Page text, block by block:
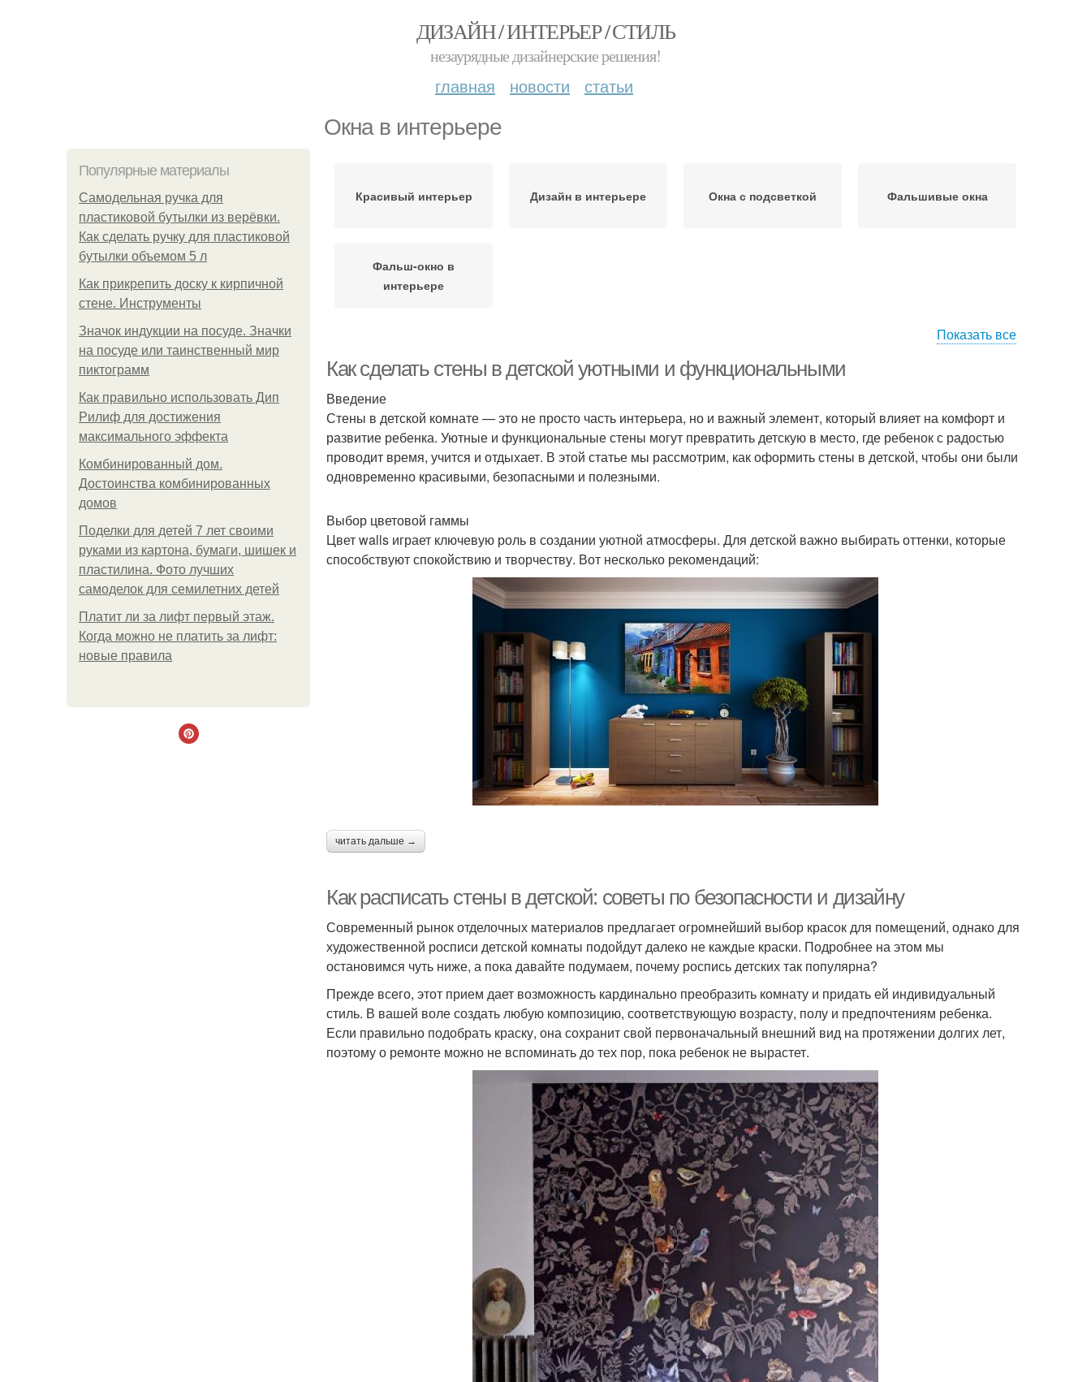
ДИЗАЙН / ИНТЕРЬЕР / СТИЛЬ
незаурядные дизайнерские решения!
главная новости статьи
Окна в интерьере
Популярные материалы
Самодельная ручка для
пластиковой бутылки из верёвки.
Как сделать ручку для пластиковой
бутылки объемом 5 л
Как прикрепить доску к кирпичной
стене. Инструменты
Значок индукции на посуде. Значки
на посуде или таинственный мир
пиктограмм
Как правильно использовать Дип
Рилиф для достижения
максимального эффекта
Комбинированный дом.
Достоинства комбинированных
домов
Поделки для детей 7 лет своими
руками из картона, бумаги, шишек и
пластилина. Фото лучших
самоделок для семилетних детей
Платит ли за лифт первый этаж.
Когда можно не платить за лифт:
новые правила
Красивый интерьер Дизайн в интерьере Окна с подсветкой Фальшивые окна
Фальш-окно в
интерьере
Показать все
Как сделать стены в детской уютными и функциональными
Введение
Стены в детской комнате — это не просто часть интерьера, но и важный элемент, который влияет на комфорт и
развитие ребенка. Уютные и функциональные стены могут превратить детскую в место, где ребенок с радостью
проводит время, учится и отдыхает. В этой статье мы рассмотрим, как оформить стены в детской, чтобы они были
одновременно красивыми, безопасными и полезными.
Выбор цветовой гаммы
Цвет walls играет ключевую роль в создании уютной атмосферы. Для детской важно выбирать оттенки, которые
способствуют спокойствию и творчеству. Вот несколько рекомендаций:
читать дальше →
Как расписать стены в детской: советы по безопасности и дизайну
Современный рынок отделочных материалов предлагает огромнейший выбор красок для помещений, однако для
художественной росписи детской комнаты подойдут далеко не каждые краски. Подробнее на этом мы
остановимся чуть ниже, а пока давайте подумаем, почему роспись детских так популярна?
Прежде всего, этот прием дает возможность кардинально преобразить комнату и придать ей индивидуальный
стиль. В вашей воле создать любую композицию, соответствующую возрасту, полу и предпочтениям ребенка.
Если правильно подобрать краску, она сохранит свой первоначальный внешний вид на протяжении долгих лет,
поэтому о ремонте можно не вспоминать до тех пор, пока ребенок не вырастет.